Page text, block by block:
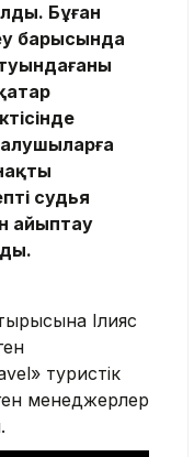
Бұған
барысында
судья
айыптау
Ілияс
туристік
менеджерлер